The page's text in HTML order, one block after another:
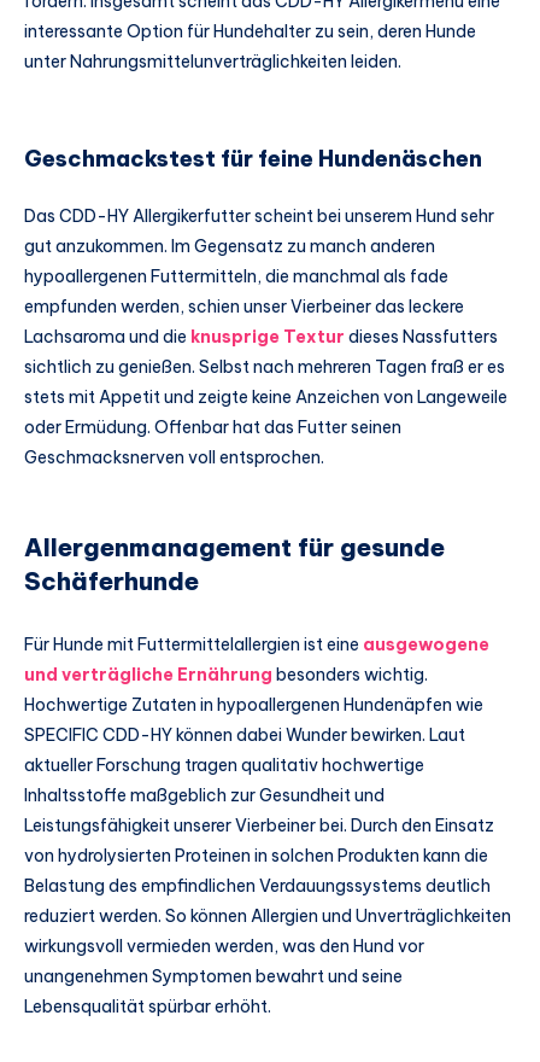
interessante Option für Hundehalter zu sein, deren Hunde
unter Nahrungsmittelunverträglichkeiten leiden.
Geschmackstest für feine Hundenäschen
Das CDD-HY Allergikerfutter scheint bei unserem Hund sehr
gut anzukommen. Im Gegensatz zu manch anderen
hypoallergenen Futtermitteln, die manchmal als fade
empfunden werden, schien unser Vierbeiner das leckere
Lachsaroma und die knusprige Textur dieses Nassfutters
sichtlich zu genießen. Selbst nach mehreren Tagen fraß er es
stets mit Appetit und zeigte keine Anzeichen von Langeweile
oder Ermüdung. Offenbar hat das Futter seinen
Geschmacksnerven voll entsprochen.
Allergenmanagement für gesunde
Schäferhunde
Für Hunde mit Futtermittelallergien ist eine ausgewogene
und verträgliche Ernährung besonders wichtig.
Hochwertige Zutaten in hypoallergenen Hundenäpfen wie
SPECIFIC CDD-HY können dabei Wunder bewirken. Laut
aktueller Forschung tragen qualitativ hochwertige
Inhaltsstoffe maßgeblich zur Gesundheit und
Leistungsfähigkeit unserer Vierbeiner bei. Durch den Einsatz
von hydrolysierten Proteinen in solchen Produkten kann die
Belastung des empfindlichen Verdauungssystems deutlich
reduziert werden. So können Allergien und Unverträglichkeiten
wirkungsvoll vermieden werden, was den Hund vor
unangenehmen Symptomen bewahrt und seine
Lebensqualität spürbar erhöht.